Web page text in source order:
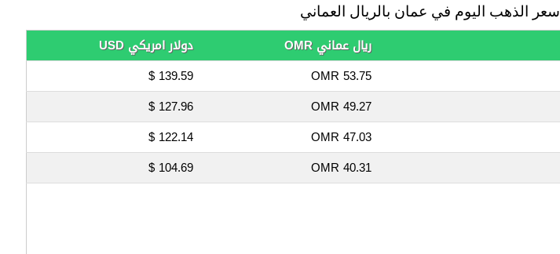
سعر الذهب اليوم في عمان بالريال العماني
ريال عماني OMR
دولار امريكي USD
53.75 OMR
139.59 $
49.27 OMR
127.96 $
47.03 OMR
122.14 $
40.31 OMR
104.69 $